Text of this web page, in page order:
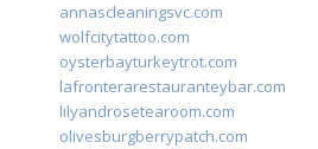
annascleaningsvc.com
wolfcitytattoo.com
oysterbayturkeytrot.com
lafronterarestauranteybar.com
lilyandrosetearoom.com
olivesburgberrypatch.com